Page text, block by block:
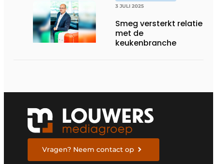
3 JULI 2025
Smeg versterkt relatie
met de
keukenbranche
Vragen? Neem contact op